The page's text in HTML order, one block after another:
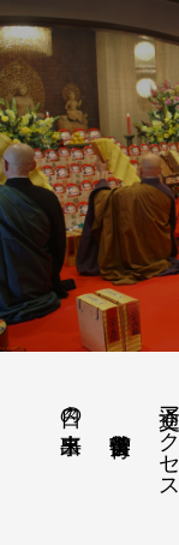
交通アクセス
日々の出来事